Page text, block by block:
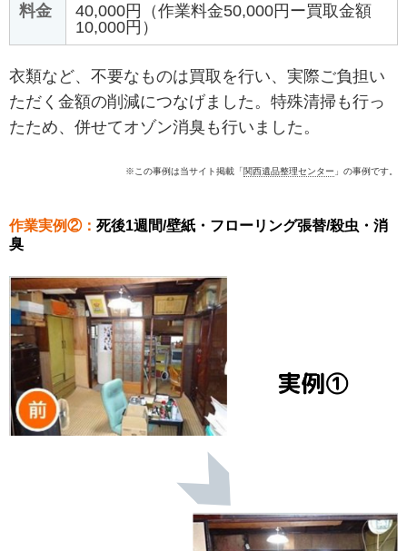
料金
40,000円（作業料金50,000円ー買取金額
10,000円）
衣類など、不要なものは買取を行い、実際ご負担い
ただく金額の削減につなげました。特殊清掃も行っ
たため、併せてオゾン消臭も行いました。
※この事例は当サイト掲載「関西遺品整理センター 」の事例です。
作業実例②： 死後1週間/壁紙・フローリング張替/殺虫・消
臭